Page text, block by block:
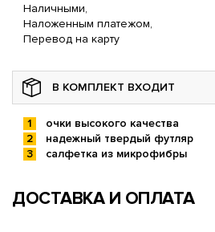
Наличными,
Наложенным платежом,
Перевод на карту
В КОМПЛЕКТ ВХОДИТ
очки высокого качества
надежный твердый футляр
салфетка из микрофибры
ДОСТАВКА И ОПЛАТА